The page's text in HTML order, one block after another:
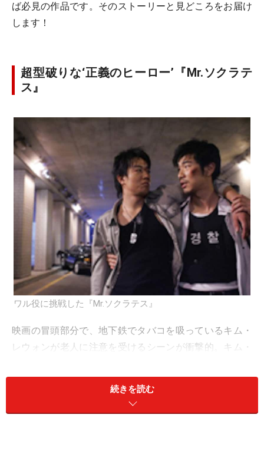
ば必見の作品です。そのストーリーと見どころをお届け
します！
超型破りな‘正義のヒーロー’『Mr.ソクラテ
ス』
ワル役に挑戦した『Mr.ソクラテス』
映画の冒頭部分で、地下鉄でタバコを吸っているキム・
レウォンが老人に注意を受けるシーンが衝撃的。キム・
舌に押し付けて消し、むしゃむしゃと食べてしまうので
続きを読む